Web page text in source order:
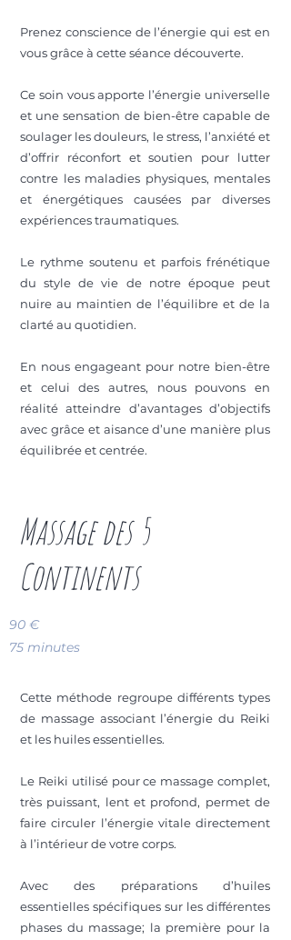
Prenez conscience de l’énergie qui est en
vous grâce à cette séance découverte.
Ce soin vous apporte l’énergie universelle
et une sensation de bien-être capable de
soulager les douleurs, le stress, l’anxiété et
d’offrir réconfort et soutien pour lutter
contre les maladies physiques, mentales
et énergétiques causées par diverses
expériences traumatiques.
Le rythme soutenu et parfois frénétique
du style de vie de notre époque peut
nuire au maintien de l’équilibre et de la
clarté au quotidien.
En nous engageant pour notre bien-être
et celui des autres, nous pouvons en
réalité atteindre d’avantages d’objectifs
avec grâce et aisance d’une manière plus
équilibrée et centrée.
Massage des 5
Continents
90 €
75 minutes
Cette méthode regroupe différents types
de massage associant l’énergie du Reiki
et les huiles essentielles.
Le Reiki utilisé pour ce massage complet,
très puissant, lent et profond, permet de
faire circuler l’énergie vitale directement
à l’intérieur de votre corps.
Avec des préparations d’huiles
essentielles spécifiques sur les différentes
phases du massage; la première pour la